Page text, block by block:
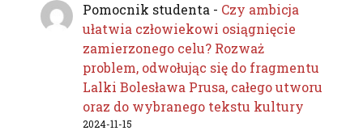
Pomocnik studenta - Czy ambicja
ułatwia człowiekowi osiągnięcie
zamierzonego celu? Rozważ
problem, odwołując się do fragmentu
Lalki Bolesława Prusa, całego utworu
oraz do wybranego tekstu kultury
2024-11-15